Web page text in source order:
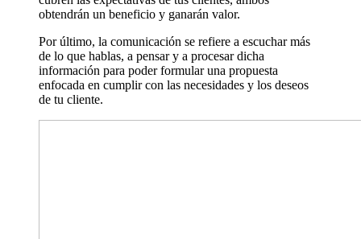
obtendrán un beneficio y ganarán valor.
Por último, la comunicación se refiere a escuchar más
de lo que hablas, a pensar y a procesar dicha
información para poder formular una propuesta
enfocada en cumplir con las necesidades y los deseos
de tu cliente.